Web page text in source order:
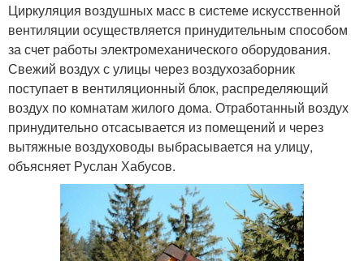
Циркуляция воздушных масс в системе искусственной
вентиляции осуществляется принудительным способом
за счет работы электромеханического оборудования.
Свежий воздух с улицы через воздухозаборник
поступает в вентиляционный блок, распределяющий
воздух по комнатам жилого дома. Отработанный воздух
принудительно отсасывается из помещений и через
вытяжные воздуховоды выбрасывается на улицу,
объясняет Руслан Хабусов.